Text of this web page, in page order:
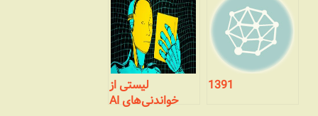
1391 لیستی از
خواندنی‌های AI